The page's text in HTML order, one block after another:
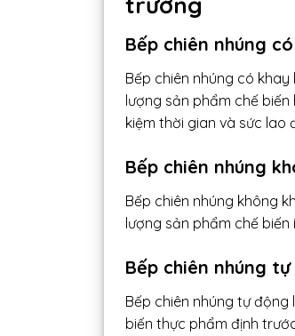
Bếp chiên nhúng
Bếp chiên nhúng có
lượng sản phẩm chế
kiệm thời gian và sức lao
Bếp chiên nhúng
Bếp chiên nhúng không
lượng sản phẩm chế
Bếp chiên nhúng
Bếp chiên nhúng tự
biến thực phẩm định